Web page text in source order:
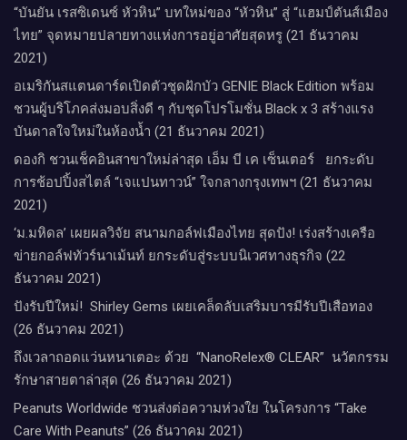
“บันยัน เรสซิเดนซ์ หัวหิน” บทใหม่ของ “หัวหิน” สู่ “แฮมป์ตันส์เมือง
ไทย” จุดหมายปลายทางแห่งการอยู่อาศัยสุดหรู (21 ธันวาคม
2021)
อเมริกันสแตนดาร์ดเปิดตัวชุดฝักบัว GENIE Black Edition พร้อม
ชวนผู้บริโภคส่งมอบสิ่งดี ๆ กับชุดโปรโมชั่น Black x 3 สร้างแรง
บันดาลใจใหม่ในห้องน้ำ (21 ธันวาคม 2021)
ดองกิ ชวนเช็คอินสาขาใหม่ล่าสุด เอ็ม บี เค เซ็นเตอร์ ยกระดับ
การช้อปปิ้งสไตล์ “เจแปนทาวน์” ใจกลางกรุงเทพฯ (21 ธันวาคม
2021)
‘ม.มหิดล’ เผยผลวิจัย สนามกอล์ฟเมืองไทย สุดปัง! เร่งสร้างเครือ
ข่ายกอล์ฟทัวร์นาเม้นท์ ยกระดับสู่ระบบนิเวศทางธุรกิจ (22
ธันวาคม 2021)
ปังรับปีใหม่​! ​ Shirley Gems เผยเคล็ดลับ​เสริมบารมีรับปีเสือทอง
(26 ธันวาคม 2021)
ถึงเวลาถอดแว่นหนาเตอะ ด้วย “NanoRelex® CLEAR” นวัตกรรม
รักษาสายตาล่าสุด (26 ธันวาคม 2021)
Peanuts Worldwide ชวนส่งต่อความห่วงใย​ ​ในโครงการ “Take
Care With Peanuts” (26 ธันวาคม 2021)